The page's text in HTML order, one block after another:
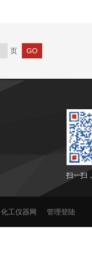
页
扫一扫
化工仪器网 管理登陆